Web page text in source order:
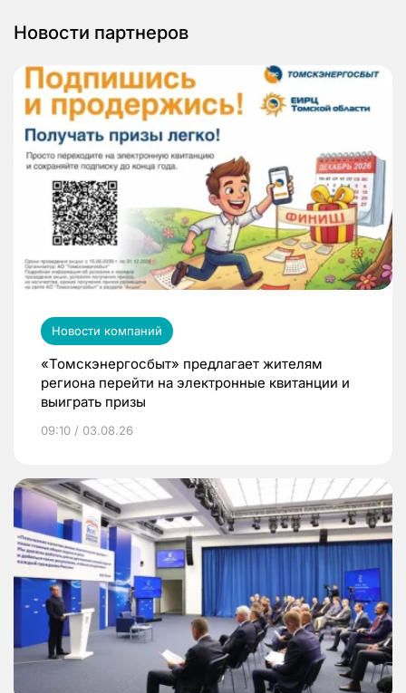
Новости партнеров
Новости компаний
«Томскэнергосбыт» предлагает жителям
региона перейти на электронные квитанции и
выиграть призы
09:10 / 03.08.26